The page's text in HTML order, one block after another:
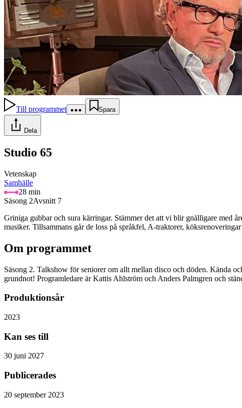
Till programmet Spara
Dela
Studio 65
Vetenskap
Samhälle
28 min
Säsong 2Avsnitt 7
Griniga gubbar och sura kärringar. Stämmer det att vi blir gnälligare med
musiker. Tillsammans går de loss på språkfel, A-traktorer,
Om programmet
Säsong 2. Talkshow för seniorer om allt mellan disco och döden. Kända
grundnot! Programledare är Kattis Ahlström och Anders Palmgren och
Produktionsår
2023
Kan ses till
30 juni 2027
Publicerades
20 september 2023